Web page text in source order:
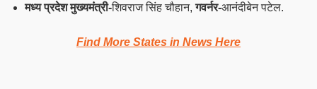
मध्य प्रदेश मुख्यमंत्री-शिवराज सिंह चौहान,गवर्नर-आनंदीबेन पटेल.
Find More States in News Here